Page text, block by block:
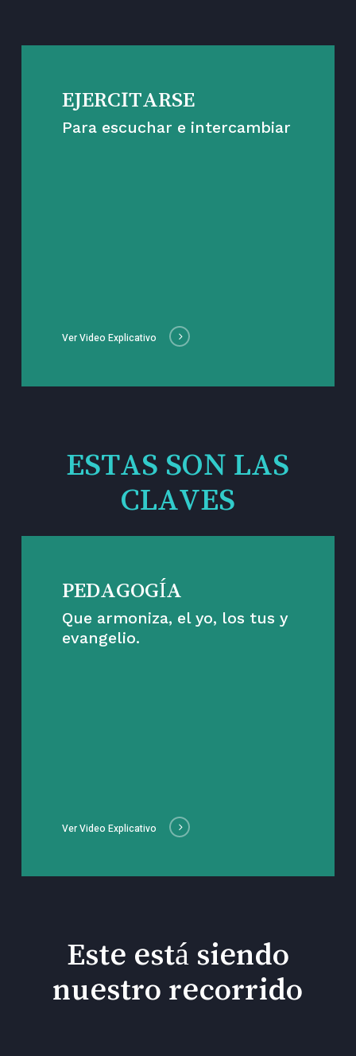
EJERCITARSE
Para escuchar e intercambiar
Ver Video Explicativo
ESTAS SON LAS
CLAVES
PEDAGOGÍA
Que armoniza, el yo, los tus y
evangelio.
Ver Video Explicativo
Este está siendo
nuestro recorrido